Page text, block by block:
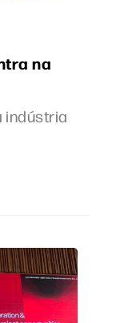
na
indústria